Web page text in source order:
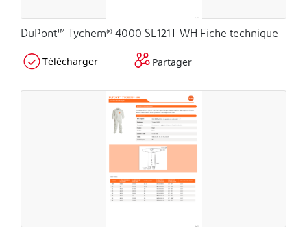
DuPont™ Tychem® 4000 SL121T WH Fiche technique
Télécharger Partager